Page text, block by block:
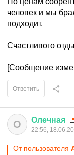
человек и мы
подходит.
Счастливого
[Сообщение
Ответить
О Олечная
22:56,
От пользователя